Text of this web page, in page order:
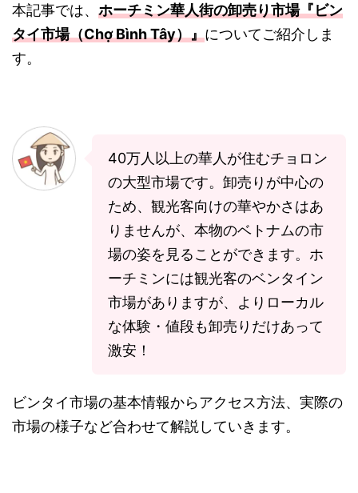
本記事では、 ホーチミン華人街の卸売り市場『ビン
タイ市場（Chợ Bình Tây）』についてご紹介しま
す。
40万人以上の華人が住むチョロン
の大型市場です。卸売りが中心の
ため、観光客向けの華やかさはあ
りませんが、本物のベトナムの市
場の姿を見ることができます。ホ
ーチミンには観光客のベンタイン
市場がありますが、よりローカル
な体験・値段も卸売りだけあって
激安！
ビンタイ市場の基本情報からアクセス方法、実際の
市場の様子など合わせて解説していきます。